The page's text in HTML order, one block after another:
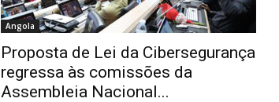
Angola
Proposta de Lei da Cibersegurança
regressa às comissões da
Assembleia Nacional...